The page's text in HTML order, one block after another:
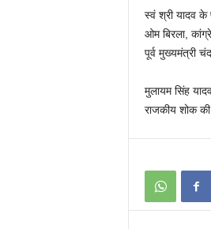
स्वं श्री यादव के
ओम बिरला,
पूर्व मुख्‍यमंत्री
मुलायम सिंह
राजकीय शोक